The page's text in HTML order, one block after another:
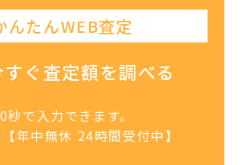
んたんWEB査定
すぐ査定額を調べる
秒で入力できます。
年中無休 24時間受付中】